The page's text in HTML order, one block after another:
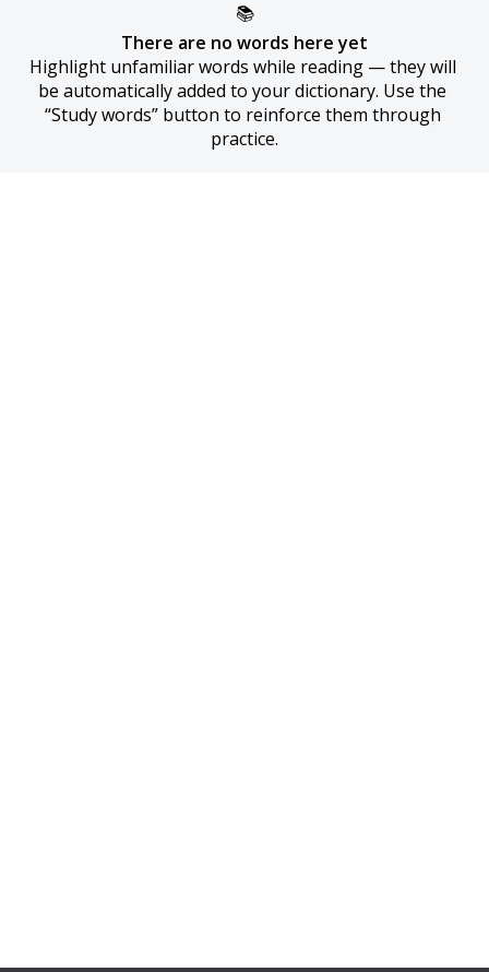
📚
There are no words here yet
Highlight unfamiliar words while reading — they will
be automatically added to your dictionary. Use the
“Study words” button to reinforce them through
practice.